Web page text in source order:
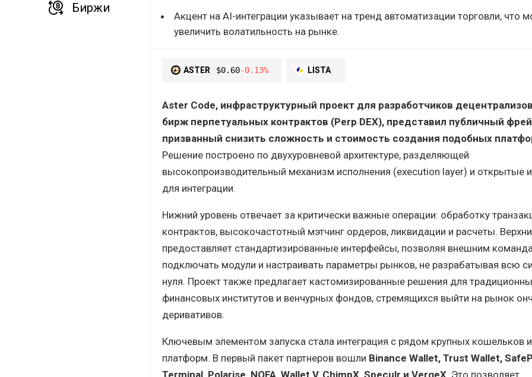
Биржи
Акцент на AI-интеграции указывает на тренд автоматизации торговли, что
увеличить волатильность на рынке.
ASTER $0.60-0.13% LISTA
Aster Code, инфраструктурный проект для разработчиков
бирж перпетуальных контрактов (Perp DEX), представил публичный
призванный снизить сложность и стоимость создания подобных
Решение построено по двухуровневой архитектуре, разделяющей
высокопроизводительный механизм исполнения (execution layer) и открытые
для интеграции.
Нижний уровень отвечает за критически важные операции: обработку
контрактов, высокочастотный мэтчинг ордеров, ликвидации и расчеты.
предоставляет стандартизированные интерфейсы, позволяя внешним
подключать модули и настраивать параметры рынков, не разрабатывая всю
нуля. Проект также предлагает кастомизированные решения для
финансовых институтов и венчурных фондов, стремящихся выйти на рынок
деривативов.
Ключевым элементом запуска стала интеграция с рядом крупных кошельков
платформ. В первый пакет партнеров вошли Binance Wallet, Trust Wallet,
Terminal, Polarise, NOFA, Wallet V, ChimpX, Speculr и VergeX. Это позволяет